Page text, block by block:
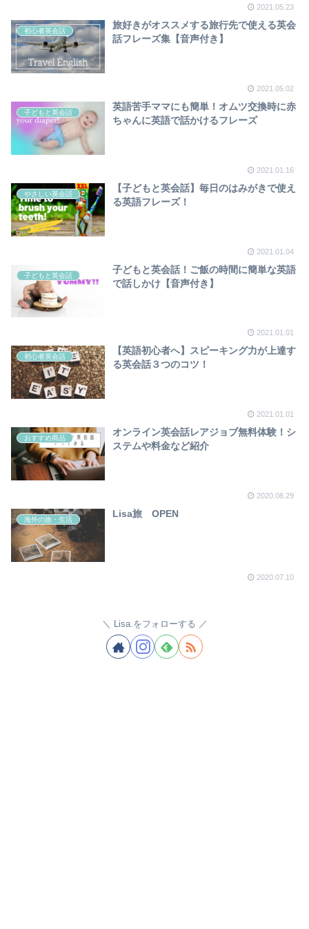
2021.05.23
初心者英会話
旅好きがオススメする旅行先で使える英会
話フレーズ集【音声付き】
2021.05.02
子どもと英会話
英語苦手ママにも簡単！オムツ交換時に赤
ちゃんに英語で話かけるフレーズ
2021.01.16
やさしい英会話
【子どもと英会話】毎日のはみがきで使え
る英語フレーズ！
2021.01.04
子どもと英会話
子どもと英会話！ご飯の時間に簡単な英語
で話しかけ【音声付き】
2021.01.01
初心者英会話
【英語初心者へ】スピーキング力が上達す
る英会話３つのコツ！
2021.01.01
おすすめ商品
オンライン英会話レアジョブ無料体験！シ
ステムや料金など紹介
2020.08.29
海外の旅・生活
Lisa旅 OPEN
2020.07.10
Lisa.をフォローする